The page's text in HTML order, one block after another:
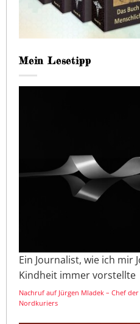
Mein Lesetipp
Ein Journalist, wie ich mir
Kindheit immer vorstellte
Nachruf auf Jürgen Mladek – Chef
Nordkuriers